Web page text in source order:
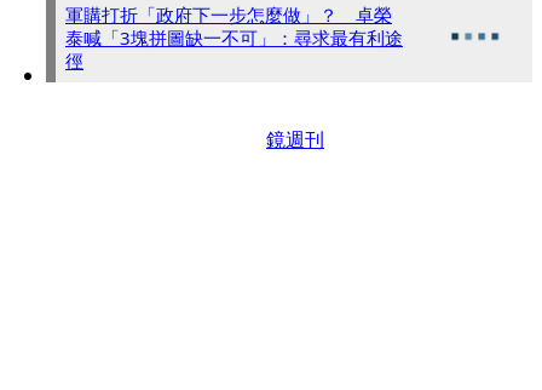
軍購打折「政府下一步怎麼做」？ 卓榮
泰喊「3塊拼圖缺一不可」：尋求最有利途
徑
鏡週刊